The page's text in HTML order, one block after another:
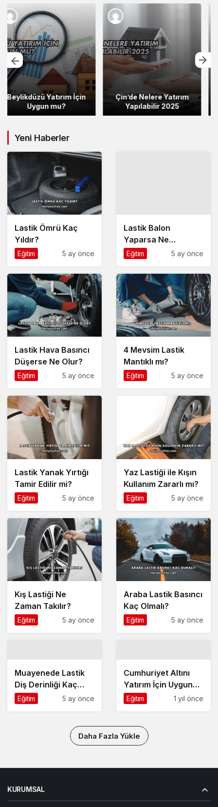
Çin’de Nelere Yatırım
Yapılabilir 2025
Hindistan’da Nelere
Yatırım Yapılabilir 2025
Yeni Haberler
Lastik Ömrü Kaç
Yıldır?
Eğitim 5 ay önce
Lastik Balon
Yaparsa Ne
Yapılmalı?
Eğitim 5 ay önce
Lastik Hava Basıncı
Düşerse Ne Olur?
Eğitim 5 ay önce
4 Mevsim Lastik
Mantıklı mı?
Eğitim 5 ay önce
Lastik Yanak Yırtığı
Tamir Edilir mi?
Eğitim 5 ay önce
Yaz Lastiği ile Kışın
Kullanım Zararlı mı?
Eğitim 5 ay önce
Kış Lastiği Ne
Zaman Takılır?
Eğitim 5 ay önce
Araba Lastik Basıncı
Kaç Olmalı?
Eğitim 5 ay önce
Muayenede Lastik
Diş Derinliği Kaç
Olmalı?
Eğitim 5 ay önce
Cumhuriyet Altını
Yatırım İçin Uygun
mu?
Eğitim 1 yıl önce
Daha Fazla Yükle
KURUMSAL